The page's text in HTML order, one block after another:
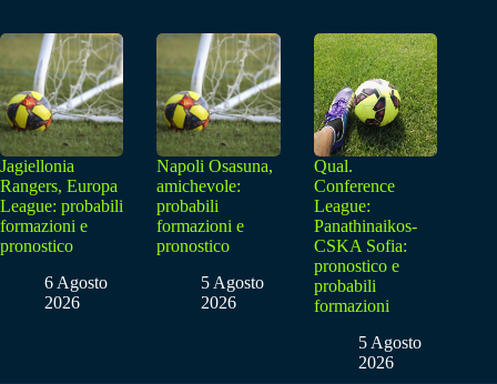
Jagiellonia
Rangers, Europa
League: probabili
formazioni e
pronostico
6 Agosto
2026
Napoli Osasuna,
amichevole:
probabili
formazioni e
pronostico
5 Agosto
2026
Qual.
Conference
League:
Panathinaikos-
CSKA Sofia:
pronostico e
probabili
formazioni
5 Agosto
2026